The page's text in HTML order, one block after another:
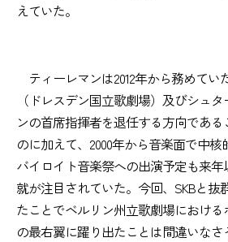
えていた。
ティーレマンは2012年から務めてい
（ドレスデン国立歌劇場）及びシュ
ンの首席指揮者を退任する方向であ
のに加えて、2000年から音楽面で中
バイロイト音楽祭への出演予定も来
就が注目されていた。今回、SKBと抜
たことでベルリン州立歌劇場におけ
の最右翼に躍り出たことは間違いなさ